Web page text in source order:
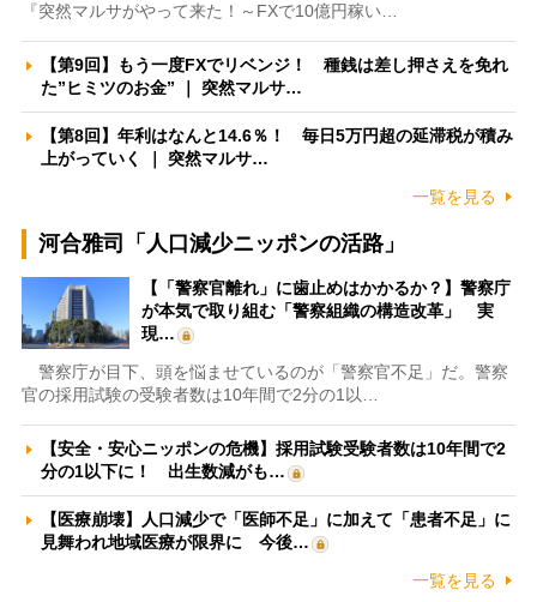
『突然マルサがやって来た！～FXで10億円稼い…
【第9回】もう一度FXでリベンジ！ 種銭は差し押さえを免れ
た”ヒミツのお金” ｜ 突然マルサ…
【第8回】年利はなんと14.6％！ 毎日5万円超の延滞税が積み
上がっていく ｜ 突然マルサ…
一覧を見る
河合雅司「人口減少ニッポンの活路」
【「警察官離れ」に歯止めはかかるか？】警察庁
が本気で取り組む「警察組織の構造改革」 実
現…
警察庁が目下、頭を悩ませているのが「警察官不足」だ。警察
官の採用試験の受験者数は10年間で2分の1以…
【安全・安心ニッポンの危機】採用試験受験者数は10年間で2
分の1以下に！ 出生数減がも…
【医療崩壊】人口減少で「医師不足」に加えて「患者不足」に
見舞われ地域医療が限界に 今後…
一覧を見る